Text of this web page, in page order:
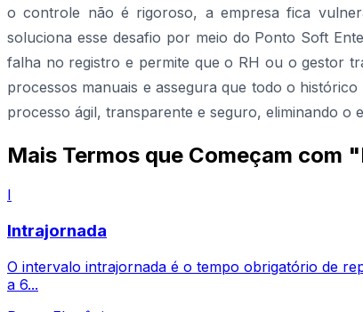
o controle não é rigoroso, a empresa fica
soluciona esse desafio por meio do Ponto Soft
falha no registro e permite que o RH ou o gestor
processos manuais e assegura que todo o
processo ágil, transparente e seguro, eliminando o
Mais Termos que Começam com
I
Intrajornada
O intervalo intrajornada é o tempo obrigatório de
a 6...